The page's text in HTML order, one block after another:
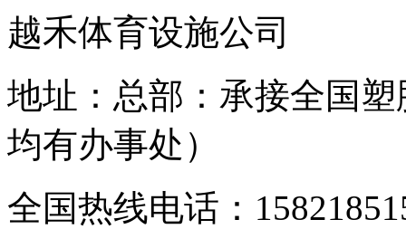
越禾体育设施公司
地址：总部：承接全国
均有办事处）
全国热线电话：